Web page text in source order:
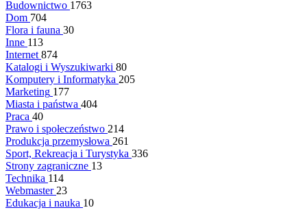
Budownictwo 1763
Dom 704
Flora i fauna 30
Inne 113
Internet 874
Katalogi i Wyszukiwarki 80
Komputery i Informatyka 205
Marketing 177
Miasta i państwa 404
Praca 40
Prawo i społeczeństwo 214
Produkcja przemysłowa 261
Sport, Rekreacja i Turystyka 336
Strony zagraniczne 13
Technika 114
Webmaster 23
Edukacja i nauka 10